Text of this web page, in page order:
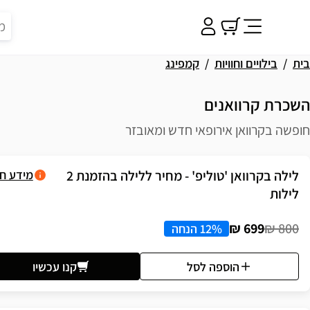
בית בילויים וחוויות קמפינג
השכרת קרוואנים
חופשה בקרוואן אירופאי חדש ומאובזר
אפשרויות רכישה
לילה בקרוואן 'טוליפ' - מחיר ללילה בהזמנת 2
לילות
מידע
800 ₪
699 ₪ 12% הנחה
הוספה לסל קנו עכשיו